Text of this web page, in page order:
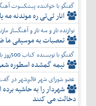
گفتگو با خواننده پیشکسوت
انار تی‌تی ره موندنه مه
نوازنده تار و سه تار و آهنگساز
تعصبات به موسیقی ما
گفتگو با نویسنده کتاب 500روز با نیما
نیمه گمشده اسطوره
عضو شورای شهر قائم‌شهر در
شهردار را به حاشیه
دخالت می کنند